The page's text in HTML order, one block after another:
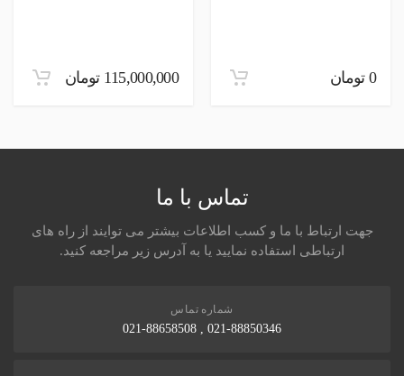
0 تومان 115,000,000 تومان
تماس با ما
جهت ارتباط با ما و کسب اطلاعات بیشتر می توایند از راه های
ارتباطی استفاده نمایید یا به آدرس زیر مراجعه کنید.
شماره تماس
021-88850346 , 021-88658508